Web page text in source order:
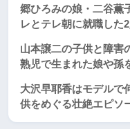
郷ひろみの娘・二谷薫
レとテレ朝に就職した
山本譲二の子供と障害
熟児で生まれた娘や孫
大沢早耶香はモデルで
供をめぐる壮絶エピソ